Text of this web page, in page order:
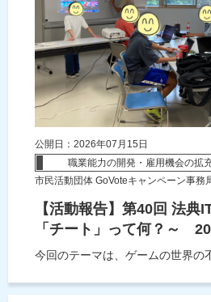
公開日：2026年07月15日
職業能力の開発・雇用機会の拡
市民活動団体 GoVoteキャンペーン事務
【活動報告】第40回 法典
「チート」って何？～
今回のテーマは、ゲームの世界の